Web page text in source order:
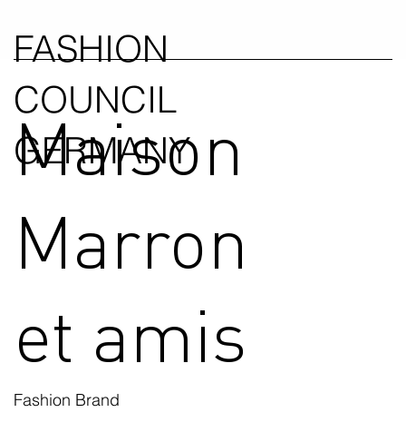
FASHION
COUNCIL
GERMANY
Maison
Marron
et amis
Fashion Brand